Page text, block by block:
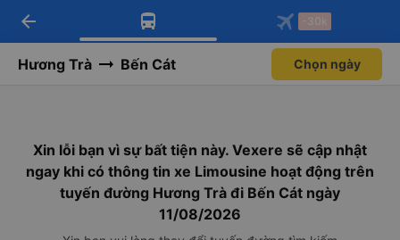
Tải app Vexere ngay!
Nhận ưu đãi thành viên độc
Mở app
Tải app Vexere
-30k/ghế khi đặt vé máy bay qua
Mở app
arrow_back -30k
Hương Trà Bến Cát Chọn ngày
Xin lỗi bạn vì sự bất tiện này. Vexere sẽ cập nhật
ngay khi có thông tin xe Limousine hoạt động trên
tuyến đường Hương Trà đi Bến Cát ngày
11/08/2026